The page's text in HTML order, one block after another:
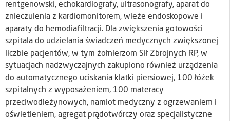
rentgenowski, echokardiografy, ultrasonografy, aparat do
znieczulenia z kardiomonitorem, wieże endoskopowe i
aparaty do hemodiafiltracji. Dla zwiększenia gotowości
szpitala do udzielania świadczeń medycznych zwiększonej
liczbie pacjentów, w tym żołnierzom Sił Zbrojnych RP, w
sytuacjach nadzwyczajnych zakupiono również urządzenia
do automatycznego uciskania klatki piersiowej, 100 łóżek
szpitalnych z wyposażeniem, 100 materacy
przeciwodleżynowych, namiot medyczny z ogrzewaniem i
oświetleniem, agregat prądotwórczy oraz specjalistyczne